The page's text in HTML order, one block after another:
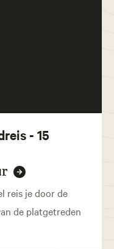
- 15
reis je door de
de platgetreden